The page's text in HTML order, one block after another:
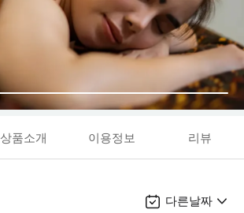
상품소개 이용정보 리뷰
다른날짜